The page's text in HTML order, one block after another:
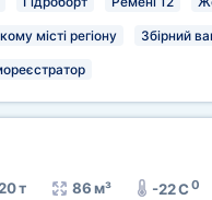
місті регіону Збірний
т 86 м³ -22 C0